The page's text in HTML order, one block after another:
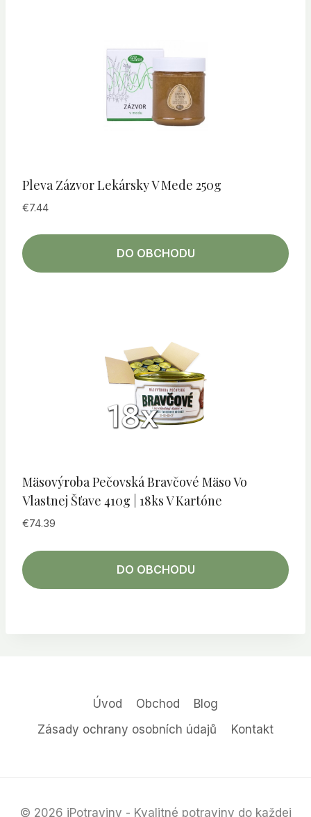
Pleva Zázvor Lekársky V Mede 250g
€7.44
DO OBCHODU
Mäsovýroba Pečovská Bravčové Mäso Vo
Vlastnej Šťave 410g | 18ks V Kartóne
€74.39
DO OBCHODU
Úvod Obchod
Blog
Zásady ochrany osobních údajů
Kontakt
© 2026 iPotraviny - Kvalitné potraviny do každej